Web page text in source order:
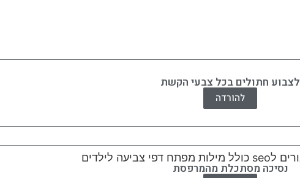
לצבוע חתולים בכל צבעי הקשת
להורדה
נסיכה מסתכלת מהמרפסת